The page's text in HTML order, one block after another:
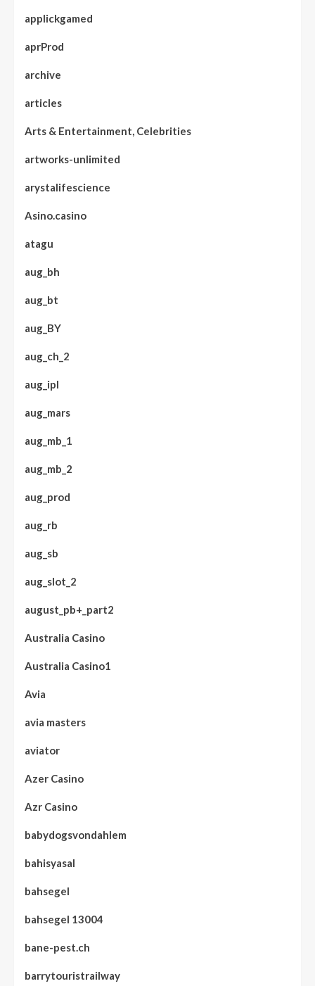
applickgamed
aprProd
archive
articles
Arts & Entertainment, Celebrities
artworks-unlimited
arystalifescience
Asino.casino
atagu
aug_bh
aug_bt
aug_BY
aug_ch_2
aug_ipl
aug_mars
aug_mb_1
aug_mb_2
aug_prod
aug_rb
aug_sb
aug_slot_2
august_pb+_part2
Australia Casino
Australia Casino1
Avia
avia masters
aviator
Azer Casino
Azr Casino
babydogsvondahlem
bahisyasal
bahsegel
bahsegel 13004
bane-pest.ch
barrytouristrailway